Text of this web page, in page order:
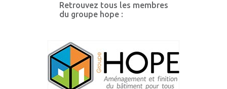
Retrouvez tous les membres
du groupe hope :